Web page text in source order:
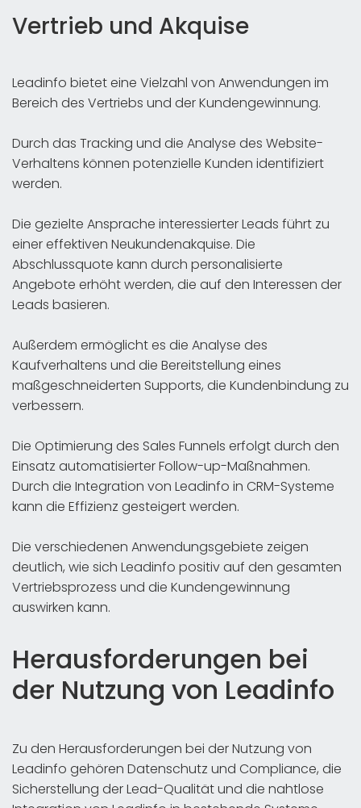
Vertrieb und Akquise
Leadinfo bietet eine Vielzahl von Anwendungen im
Bereich des Vertriebs und der Kundengewinnung.
Durch das Tracking und die Analyse des Website-
Verhaltens können potenzielle Kunden identifiziert
werden.
Die gezielte Ansprache interessierter Leads führt zu
einer effektiven Neukundenakquise. Die
Abschlussquote kann durch personalisierte
Angebote erhöht werden, die auf den Interessen der
Leads basieren.
Außerdem ermöglicht es die Analyse des
Kaufverhaltens und die Bereitstellung eines
maßgeschneiderten Supports, die Kundenbindung zu
verbessern.
Die Optimierung des Sales Funnels erfolgt durch den
Einsatz automatisierter Follow-up-Maßnahmen.
Durch die Integration von Leadinfo in CRM-Systeme
kann die Effizienz gesteigert werden.
Die verschiedenen Anwendungsgebiete zeigen
deutlich, wie sich Leadinfo positiv auf den gesamten
Vertriebsprozess und die Kundengewinnung
auswirken kann.
Herausforderungen bei
der Nutzung von Leadinfo
Zu den Herausforderungen bei der Nutzung von
Leadinfo gehören Datenschutz und Compliance, die
Sicherstellung der Lead-Qualität und die nahtlose